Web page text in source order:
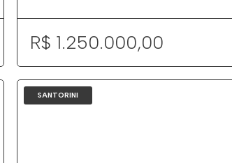
R$ 1.250.000,00
SANTORINI